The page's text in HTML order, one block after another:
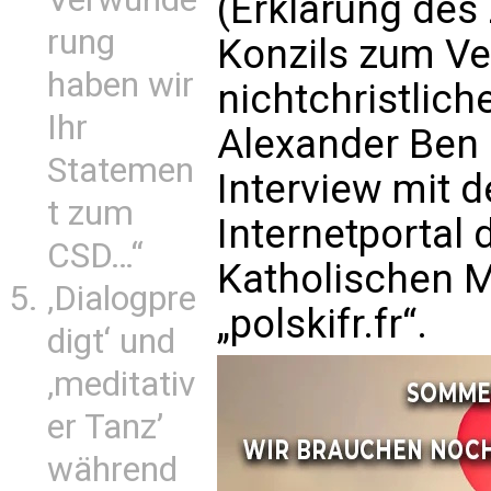
rung
haben wir
Ihr
Statemen
t zum
CSD…“
‚Dialogpre
digt‘ und
‚meditativ
er Tanz’
während
Konzils zum
Alexander
Interview mit
Internetportal
Katholischen
„polskifr.fr“.